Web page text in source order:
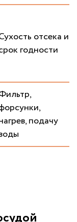
отсека и
годности
подачу